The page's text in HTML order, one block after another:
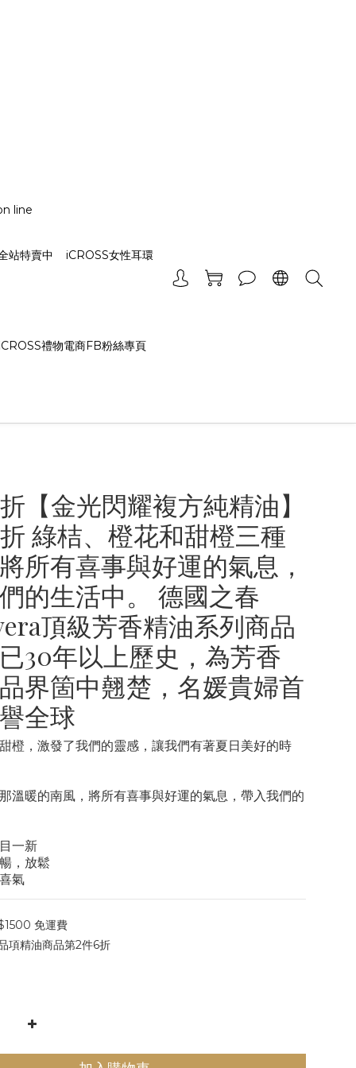
line
站特賣中 iCROSS女性耳環
禮物電商FB粉絲專頁
【金光閃耀複方純精油】
綠桔、橙花和甜橙三種
所有喜事與好運的氣息，
的生活中。 德國之春
頂級芳香精油系列商品
30年以上歷史，為芳香
界箇中翹楚，名媛貴婦首
全球
橙，激發了我們的靈感，讓我們有著夏日美好的時
溫暖的南風，將所有喜事與好運的氣息，帶入我們的
一新
，放鬆
氣
免運費
項精油商品第2件6折